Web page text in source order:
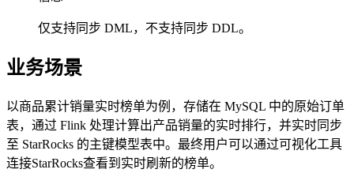
仅支持同步 DML，不支持同步 DDL。
业务场景
以商品累计销量实时榜单为例，存储在 MySQL 中的原始订单
表，通过 Flink 处理计算出产品销量的实时排行，并实时同步
至 StarRocks 的主键模型表中。最终用户可以通过可视化工具
连接StarRocks查看到实时刷新的榜单。